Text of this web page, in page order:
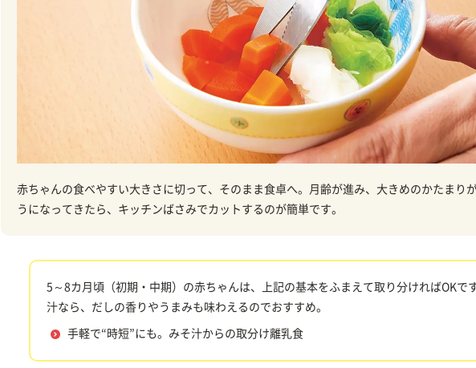
赤ちゃんの食べやすい大きさに切って、そのまま食卓へ。月齢が進み、大きめのかたまり
うになってきたら、キッチンばさみでカットするのが簡単です。
5～8カ月頃（初期・中期）の赤ちゃんは、上記の基本をふまえて取り分ければOKで
汁なら、だしの香りやうまみも味わえるのでおすすめ。
手軽で“時短”にも。みそ汁からの取分け離乳食